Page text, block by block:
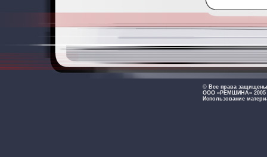
© Все права защищены
ООО «РЕМШИНА» 2005
Использование